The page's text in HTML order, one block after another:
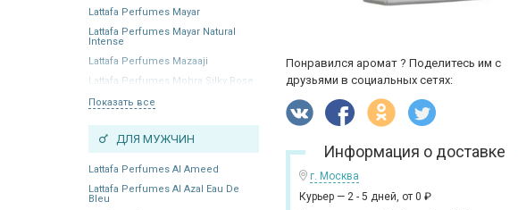
Lattafa Perfumes Mayar
Lattafa Perfumes Mayar Natural
Intense
Lattafa Perfumes Mazaaji
Lattafa Perfumes Mohra Silky Rose
Показать все
ДЛЯ МУЖЧИН
Lattafa Perfumes Al Ameed
Lattafa Perfumes Al Azal Eau De
Bleu
Понравился аромат ? Поделитесь им с
друзьями в социальных сетях:
Информация о доставке
г. Москва
Курьер — 2 - 5 дней, от 0 ₽